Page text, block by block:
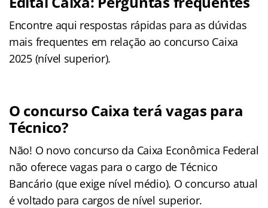
Encontre aqui respostas rápidas para as dúvidas
mais frequentes em relação ao concurso Caixa
2025 (nível superior).
O concurso Caixa terá vagas para
Técnico?
Não! O novo concurso da Caixa Econômica Federal
não oferece vagas para o cargo de Técnico
Bancário (que exige nível médio). O concurso atual
é voltado para cargos de nível superior.